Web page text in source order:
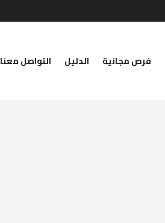
فرص مجانية الدليل التواصل معنا